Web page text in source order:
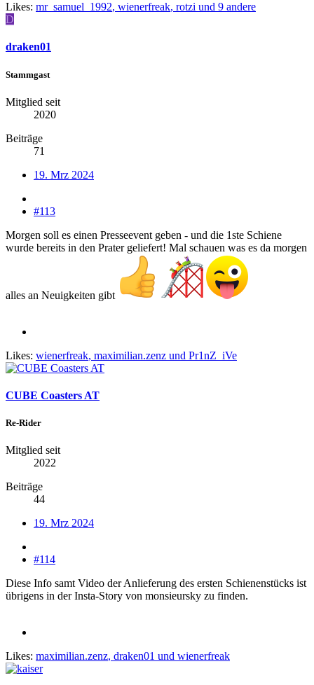
Likes: mr_samuel_1992, wienerfreak, rotzi und 9 andere
D
draken01
Stammgast
Mitglied seit
2020
Beiträge
71
19. Mrz 2024
#113
Morgen soll es einen Presseevent geben - und die 1ste Schiene
wurde bereits in den Prater geliefert! Mal schauen was es da morgen
alles an Neuigkeiten gibt
Likes: wienerfreak, maximilian.zenz und Pr1nZ_iVe
CUBE Coasters AT
Re-Rider
Mitglied seit
2022
Beiträge
44
19. Mrz 2024
#114
Diese Info samt Video der Anlieferung des ersten Schienenstücks ist
übrigens in der Insta-Story von monsieursky zu finden.
Likes: maximilian.zenz, draken01 und wienerfreak